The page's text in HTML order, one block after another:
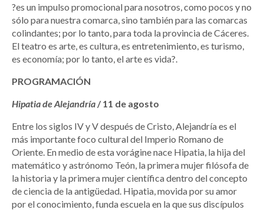
?es un impulso promocional para nosotros, como pocos y no
sólo para nuestra comarca, sino también para las comarcas
colindantes; por lo tanto, para toda la provincia de Cáceres.
El teatro es arte, es cultura, es entretenimiento, es turismo,
es economía; por lo tanto, el arte es vida?.
PROGRAMACIÓN
Hipatia de Alejandría / 11 de agosto
Entre los siglos IV y V después de Cristo, Alejandría es el
más importante foco cultural del Imperio Romano de
Oriente. En medio de esta vorágine nace Hipatia, la hija del
matemático y astrónomo Teón, la primera mujer filósofa de
la historia y la primera mujer científica dentro del concepto
de ciencia de la antigüedad. Hipatia, movida por su amor
por el conocimiento, funda escuela en la que sus discípulos